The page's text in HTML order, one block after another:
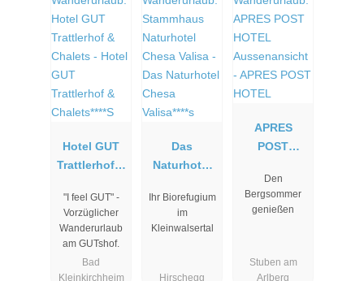
Hotel GUT
Trattlerhof &
"I feel GUT" -
Vorzüglicher
Wanderurlaub
am GUTshof.
Bad
Kleinkirchheim
Das
Naturhotel
Valisa****s
Ihr Biorefugium
im
Kleinwalsertal
Hirschegg
APRES
POST
Den
Bergsommer
genießen
Stuben am
Arlberg